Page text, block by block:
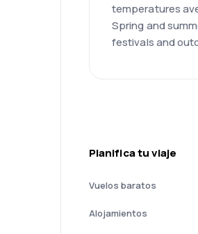
temperatures
Spring and
festivals and
Planifica tu viaje
Vuelos baratos
Alojamientos